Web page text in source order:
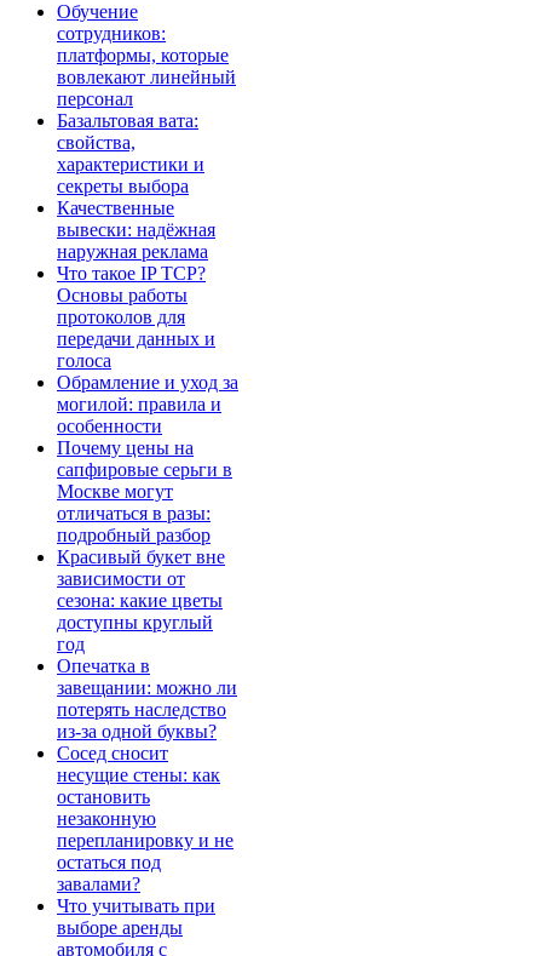
Обучение
сотрудников:
платформы, которые
вовлекают линейный
персонал
Базальтовая вата:
свойства,
характеристики и
секреты выбора
Качественные
вывески: надёжная
наружная реклама
Что такое IP TCP?
Основы работы
протоколов для
передачи данных и
голоса
Обрамление и уход за
могилой: правила и
особенности
Почему цены на
сапфировые серьги в
Москве могут
отличаться в разы:
подробный разбор
Красивый букет вне
зависимости от
сезона: какие цветы
доступны круглый
год
Опечатка в
завещании: можно ли
потерять наследство
из-за одной буквы?
Сосед сносит
несущие стены: как
остановить
незаконную
перепланировку и не
остаться под
завалами?
Что учитывать при
выборе аренды
автомобиля с